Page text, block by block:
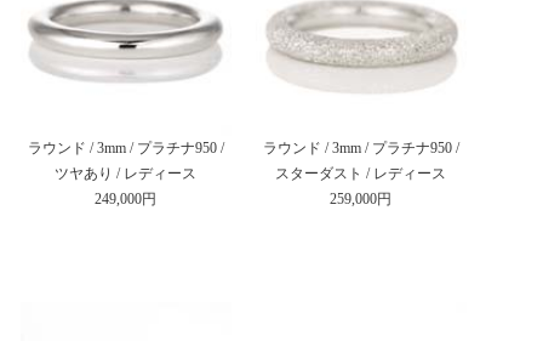
ラウンド / 3mm / プラチナ950 /
ツヤあり / レディース
249,000円
ラウンド / 3mm / プラチナ950 /
スターダスト / レディース
259,000円